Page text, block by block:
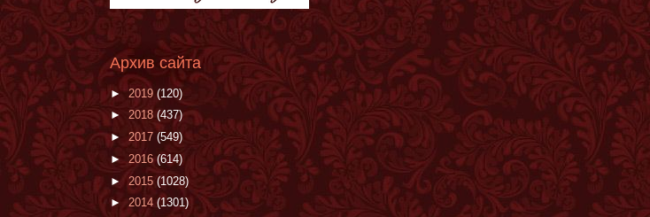
Архив сайта
►2019 (120)
► 2018 (437)
► 2017 (549)
► 2016(614)
► 2015 (1028)
► 2014 (1301)